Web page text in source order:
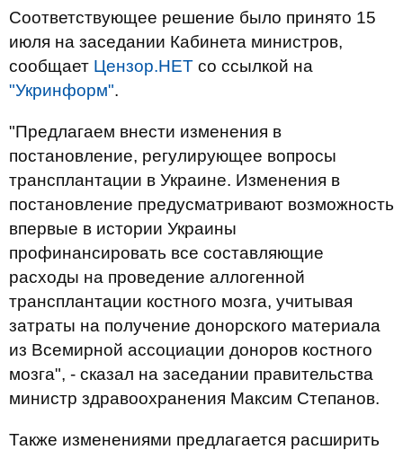
Соответствующее решение было принято 15
июля на заседании Кабинета министров,
сообщает Цензор.НЕТ со ссылкой на
"Укринформ".
"Предлагаем внести изменения в
постановление, регулирующее вопросы
трансплантации в Украине. Изменения в
постановление предусматривают возможность
впервые в истории Украины
профинансировать все составляющие
расходы на проведение аллогенной
трансплантации костного мозга, учитывая
затраты на получение донорского материала
из Всемирной ассоциации доноров костного
мозга", - сказал на заседании правительства
министр здравоохранения Максим Степанов.
Также изменениями предлагается расширить